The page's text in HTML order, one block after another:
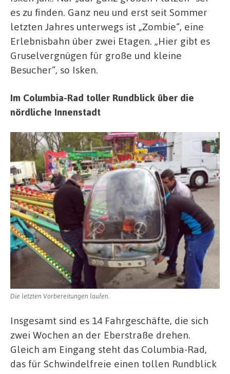
es zu finden. Ganz neu und erst seit Sommer
letzten Jahres unterwegs ist „Zombie“, eine
Erlebnisbahn über zwei Etagen. „Hier gibt es
Gruselvergnügen für große und kleine
Besucher“, so Isken.
Im Columbia-Rad toller Rundblick über die
nördliche Innenstadt
Die letzten Vorbereitungen laufen.
Insgesamt sind es 14 Fahrgeschäfte, die sich
zwei Wochen an der Eberstraße drehen.
Gleich am Eingang steht das Columbia-Rad,
das für Schwindelfreie einen tollen Rundblick